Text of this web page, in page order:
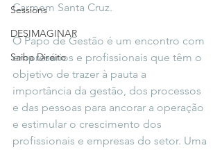
Sessions
DESIMAGINAR
Saiba Direito
Carmem Santa Cruz.
O Papo de Gestão é um encontro com
empresários e profissionais que têm o
objetivo de trazer à pauta a
importância da gestão, dos processos
e das pessoas para ancorar a operação
e estimular o crescimento dos
profissionais e empresas do setor. Uma